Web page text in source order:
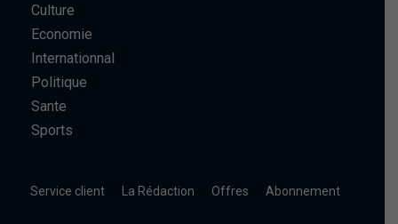
Culture
Economie
Internationnal
Politique
Sante
Sports
Service client La Rédaction Offres Abonnement